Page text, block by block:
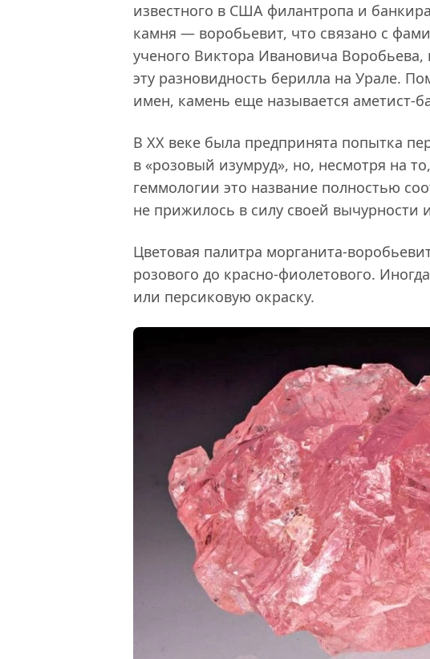
известного в США филантропа и
камня — воробьевит, что связано с
ученого Виктора Ивановича
эту разновидность берилла на Урале.
имен, камень еще называется аметист-
В XX веке была предпринята попытка
в «розовый изумруд», но, несмотря на
геммологии это название полностью
не прижилось в силу своей вычурности
Цветовая палитра морганита-
розового до красно-фиолетового.
или персиковую окраску.